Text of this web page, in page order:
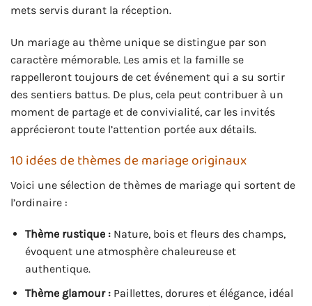
mets servis durant la réception.
Un mariage au thème unique se distingue par son
caractère mémorable. Les amis et la famille se
rappelleront toujours de cet événement qui a su sortir
des sentiers battus. De plus, cela peut contribuer à un
moment de partage et de convivialité, car les invités
apprécieront toute l’attention portée aux détails.
10 idées de thèmes de mariage originaux
Voici une sélection de thèmes de mariage qui sortent de
l’ordinaire :
Thème rustique :Nature, bois et fleurs des champs,
évoquent une atmosphère chaleureuse et
authentique.
Thème glamour :Paillettes, dorures et élégance, idéal